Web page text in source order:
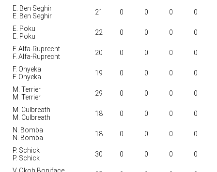
E. Ben Seghir
E. Ben Seghir
21 0 0 0 0
E. Poku
E. Poku
22 0 0 0 0
F. Alfa-Ruprecht
F. Alfa-Ruprecht
20 0 0 0 0
F. Onyeka
F. Onyeka
19 0 0 0 0
M. Terrier
M. Terrier
29 0 0 0 0
M. Culbreath
M. Culbreath
18 0 0 0 0
N. Bomba
N. Bomba
18 0 0 0 0
P. Schick
P. Schick
30 0 0 0 0
V. Okoh Boniface